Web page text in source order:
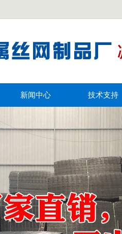
新闻中心 技术支持